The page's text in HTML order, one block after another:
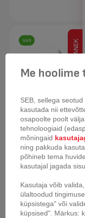
uus
Tefal X-Clean 10
KOKKUPANEK
Me hoolime
SEB, sellega
kasutada nii
osapoolte poolt
tehnoloogiaid
mõningaid
ning pakkuda
põhineb tema
kasutajal jagada
Kasutaja võib
ülaltoodud
küpsistega" või
küpsised". Märkus: